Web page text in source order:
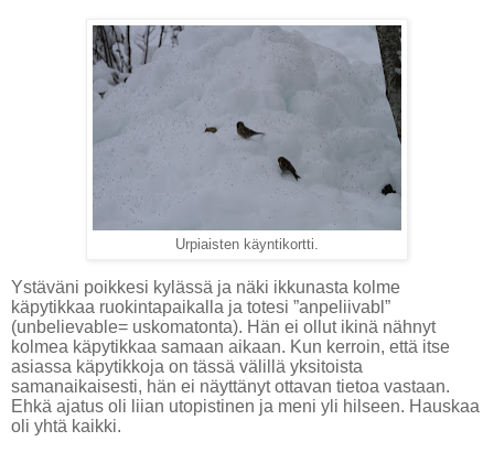
Urpiaisten käyntikortti.
Ystäväni poikkesi kylässä ja näki ikkunasta kolme
käpytikkaa ruokintapaikalla ja totesi ”anpeliivabl”
(unbelievable= uskomatonta). Hän ei ollut ikinä nähnyt
kolmea käpytikkaa samaan aikaan. Kun kerroin, että itse
asiassa käpytikkoja on tässä välillä yksitoista
samanaikaisesti, hän ei näyttänyt ottavan tietoa vastaan.
Ehkä ajatus oli liian utopistinen ja meni yli hilseen. Hauskaa
oli yhtä kaikki.